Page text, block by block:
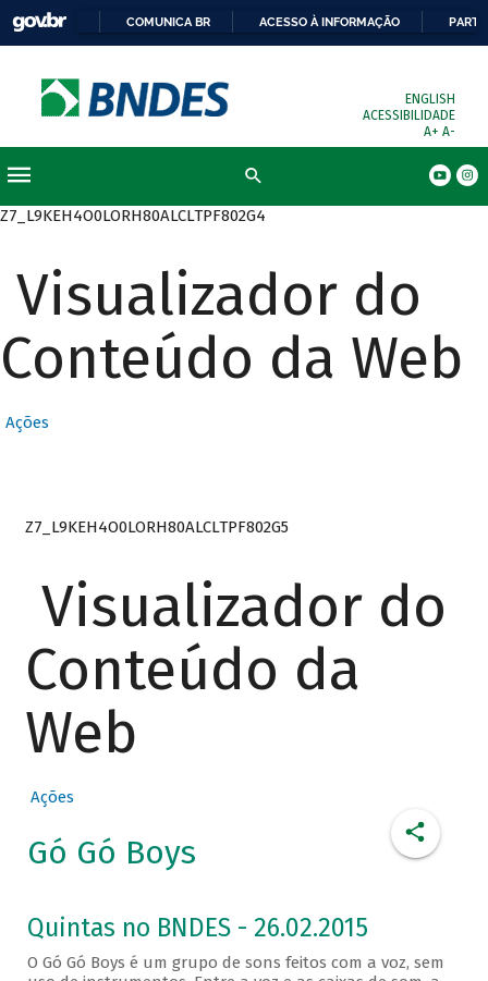
COMUNICA BR ACESSO À INFORMAÇÃO
ENGLISH
ACESSIBILIDADE
A+ A-
Z7_L9KEH4O0LORH80ALCLTPF802G4
Visualizador do
Conteúdo da Web
Ações
Z7_L9KEH4O0LORH80ALCLTPF802G5
Visualizador do
Conteúdo da
Web
Ações
Gó Gó Boys
Quintas no BNDES - 26.02.2015
O Gó Gó Boys é um grupo de sons feitos com a voz, sem